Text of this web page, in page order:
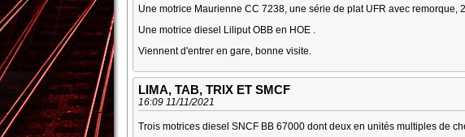
Une motrice Maurienne CC 7238, une série de plat UFR avec
Une motrice diesel Liliput OBB en HOE .
Viennent d'entrer en gare, bonne visite.
LIMA, TAB, TRIX ET SMCF
16:09 11/11/2021
Trois motrices diesel SNCF BB 67000 dont deux en unités multiples de